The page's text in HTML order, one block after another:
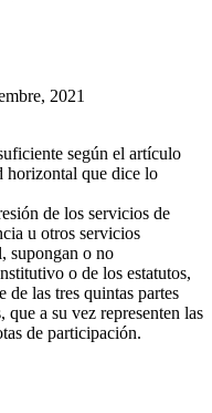
2021
según el artículo
horizontal que dice lo
de los servicios de
u otros servicios
supongan o no
o de los estatutos,
las tres quintas partes
a su vez representen las
de participación.